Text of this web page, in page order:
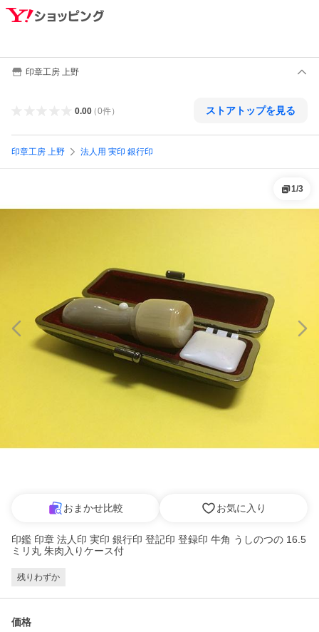
印章工房 上野
0.00（0件） ストアトップを見る
印章工房 上野 法人用 実印 銀行印
1/3
おまかせ比較 お気に入り
印鑑 印章 法人印 実印 銀行印 登記印 登録印 牛角 うしのつの 16.5
ミリ丸 朱肉入りケース付
残りわずか
価格